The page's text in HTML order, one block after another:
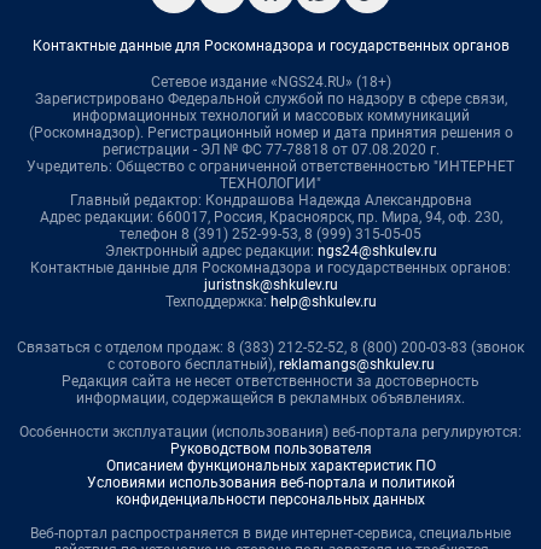
Контактные данные для Роскомнадзора и государственных органов
Сетевое издание «NGS24.RU» (18+)
Зарегистрировано Федеральной службой по надзору в сфере связи,
информационных технологий и массовых коммуникаций
(Роскомнадзор). Регистрационный номер и дата принятия решения о
регистрации - ЭЛ № ФС 77-78818 от 07.08.2020 г.
Учредитель: Общество с ограниченной ответственностью "ИНТЕРНЕТ
ТЕХНОЛОГИИ"
Главный редактор: Кондрашова Надежда Александровна
Адрес редакции: 660017, Россия, Красноярск, пр. Мира, 94, оф. 230,
телефон 8 (391) 252-99-53, 8 (999) 315-05-05
Электронный адрес редакции: ngs24@shkulev.ru
Контактные данные для Роскомнадзора и государственных органов:
juristnsk@shkulev.ru
Техподдержка: help@shkulev.ru
Связаться с отделом продаж: 8 (383) 212-52-52, 8 (800) 200-03-83 (звонок
с сотового бесплатный), reklamangs@shkulev.ru
Редакция сайта не несет ответственности за достоверность
информации, содержащейся в рекламных объявлениях.
Особенности эксплуатации (использования) веб-портала регулируются:
Руководством пользователя
Описанием функциональных характеристик ПО
Условиями использования веб-портала и политикой
конфиденциальности персональных данных
Веб-портал распространяется в виде интернет-сервиса, специальные